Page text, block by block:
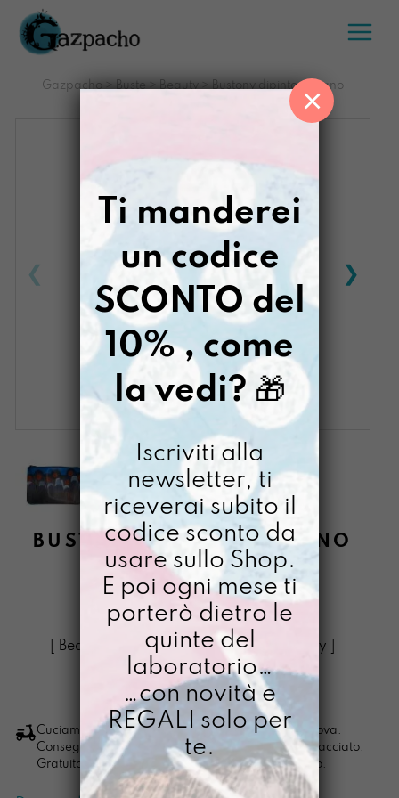
Salta
contenuto
Gazpacho > Buste > Beauty > Bustony dipinto a mano
BUSTONY DIPINTO A MANO
MISSONAMY
€38,00
[ Beauty Beauty: 21,5 x15x1,5 cm ] [ Beauty ]
Bustony
dipinto
a
mano
LO VOGLIO
Cuciamo ogni ordine nel nostro laboratorio di Padova.
Consegna in 4/5 giorni lavorativi, pacco sempre tracciato.
Gratuita per ordini di importo superiore ai 100 euro.
Ti manderei
un codice
SCONTO del
10% , come
la vedi? 🎁
Iscriviti alla
newsletter, ti
riceverai subito il
codice sconto da
usare sullo Shop.
E poi ogni mese ti
porterò dietro le
quinte del
laboratorio…
…con novità e
REGALI solo per
te.
×